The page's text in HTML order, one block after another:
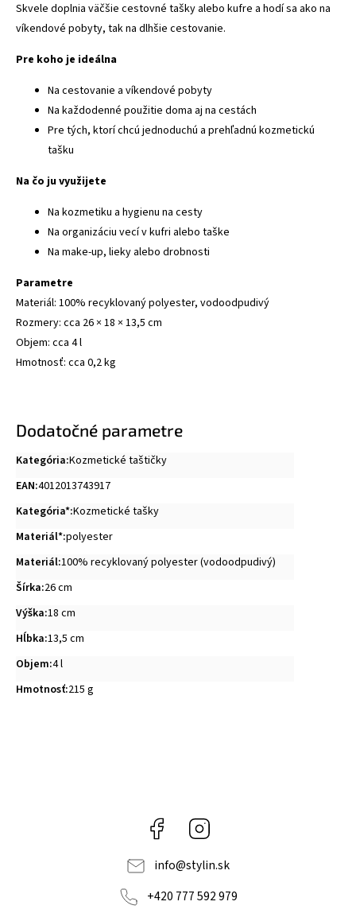
Skvele doplnia väčšie cestovné tašky alebo kufre a hodí sa ako na
víkendové pobyty, tak na dlhšie cestovanie.
Pre koho je ideálna
Na cestovanie a víkendové pobyty
Na každodenné použitie doma aj na cestách
Pre tých, ktorí chcú jednoduchú a prehľadnú kozmetickú
tašku
Na čo ju využijete
Na kozmetiku a hygienu na cesty
Na organizáciu vecí v kufri alebo taške
Na make-up, lieky alebo drobnosti
Parametre
Materiál: 100% recyklovaný polyester, vodoodpudivý
Rozmery: cca 26 × 18 × 13,5 cm
Objem: cca 4 l
Hmotnosť: cca 0,2 kg
Dodatočné parametre
Kategória:Kozmetické taštičky
EAN:4012013743917
Kategória*:Kozmetické tašky
Materiál*:polyester
Materiál:100% recyklovaný polyester (vodoodpudivý)
Šírka:26 cm
Výška:18 cm
Hĺbka:13,5 cm
Objem:4 l
Hmotnosť:215 g
Facebook
info@stylin.sk
+420 777 592 979